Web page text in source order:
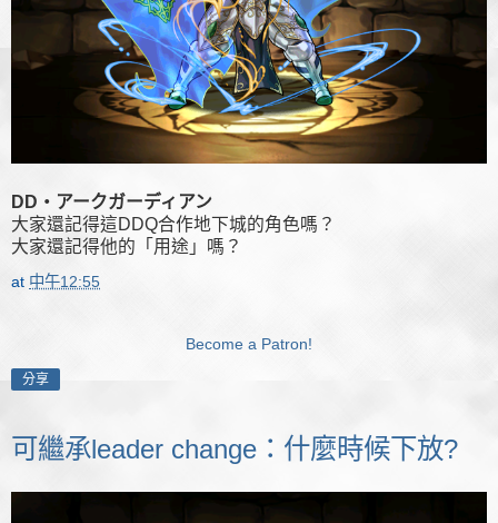
DD・アークガーディアン
大家還記得這DDQ合作地下城的角色嗎？
大家還記得他的「用途」嗎？
at 中午12:55
Become a Patron!
分享
可繼承leader change：什麼時候下放?